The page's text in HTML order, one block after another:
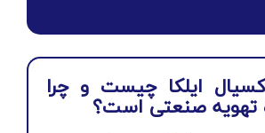
ایلکا چیست و چرا
تهویه صنعتی است؟